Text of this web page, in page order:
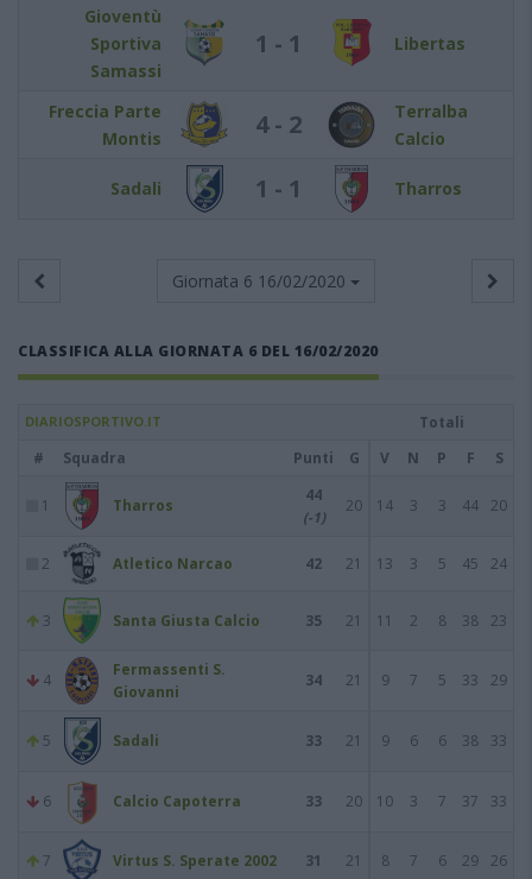
Gioventù
Sportiva
Samassi
1 - 1 Libertas
Freccia Parte
Montis
4 - 2
Terralba
Calcio
Sadali 1 - 1 Tharros
Giornata 6 16/02/2020
CLASSIFICA ALLA GIORNATA 6 DEL 16/02/2020
DIARIOSPORTIVO.IT
Totali
#
Squadra Punti G V N P F S
1 Tharros
44
(-1)
20 14 3 3 44 20
2 Atletico Narcao 42 21 13 3 5 45 24
3 Santa Giusta Calcio 35 21 11 2 8 38 23
4
Fermassenti S.
Giovanni
34 21 9 7 5 33 29
5 Sadali 33 21 9 6 6 38 33
6 Calcio Capoterra 33 20 10 3 7 37 33
7 Virtus S. Sperate 2002 31 21 8 7 6 29 26